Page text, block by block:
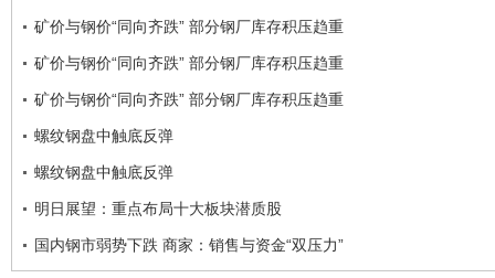
矿价与钢价“同向齐跌” 部分钢厂库存积压趋重
矿价与钢价“同向齐跌” 部分钢厂库存积压趋重
矿价与钢价“同向齐跌” 部分钢厂库存积压趋重
螺纹钢盘中触底反弹
螺纹钢盘中触底反弹
明日展望：重点布局十大板块潜质股
国内钢市弱势下跌 商家：销售与资金“双压力”